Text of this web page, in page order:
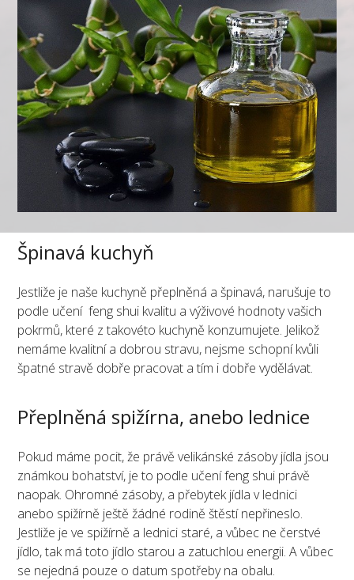
Špinavá kuchyň
Jestliže je naše kuchyně přeplněná a špinavá, narušuje to
podle učení feng shui kvalitu a výživové hodnoty vašich
pokrmů, které z takovéto kuchyně konzumujete. Jelikož
nemáme kvalitní a dobrou stravu, nejsme schopní kvůli
špatné stravě dobře pracovat a tím i dobře vydělávat.
Přeplněná spižírna, anebo lednice
Pokud máme pocit, že právě velikánské zásoby jídla jsou
známkou bohatství, je to podle učení feng shui právě
naopak. Ohromné zásoby, a přebytek jídla v lednici
anebo spižírně ještě žádné rodině štěstí nepřineslo.
Jestliže je ve spižírně a lednici staré, a vůbec ne čerstvé
jídlo, tak má toto jídlo starou a zatuchlou energii. A vůbec
se nejedná pouze o datum spotřeby na obalu.